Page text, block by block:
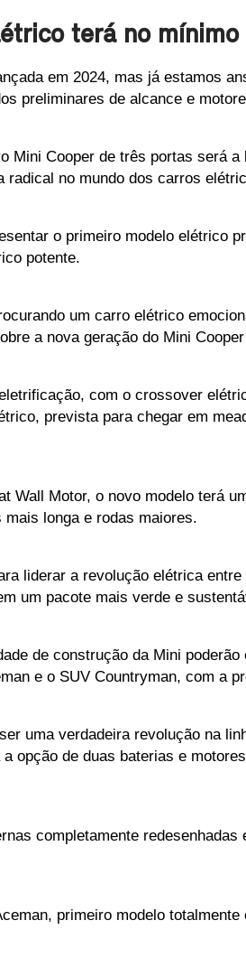
terá no
em 2024, mas já estamos
preliminares de alcance e
Mini Cooper de três portas será
radical no mundo dos carros
o primeiro modelo elétrico
potente.
um carro elétrico
a nova geração do Mini
com o crossover
prevista para chegar em
Wall Motor, o novo modelo terá
longa e rodas maiores.
liderar a revolução elétrica
um pacote mais verde e
de construção da Mini
e o SUV Countryman, com a
uma verdadeira revolução na
opção de duas baterias e
completamente
primeiro modelo